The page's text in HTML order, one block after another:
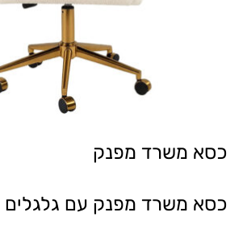
כסא משרד מפנק
כסא משרד מפנק עם גלגלים